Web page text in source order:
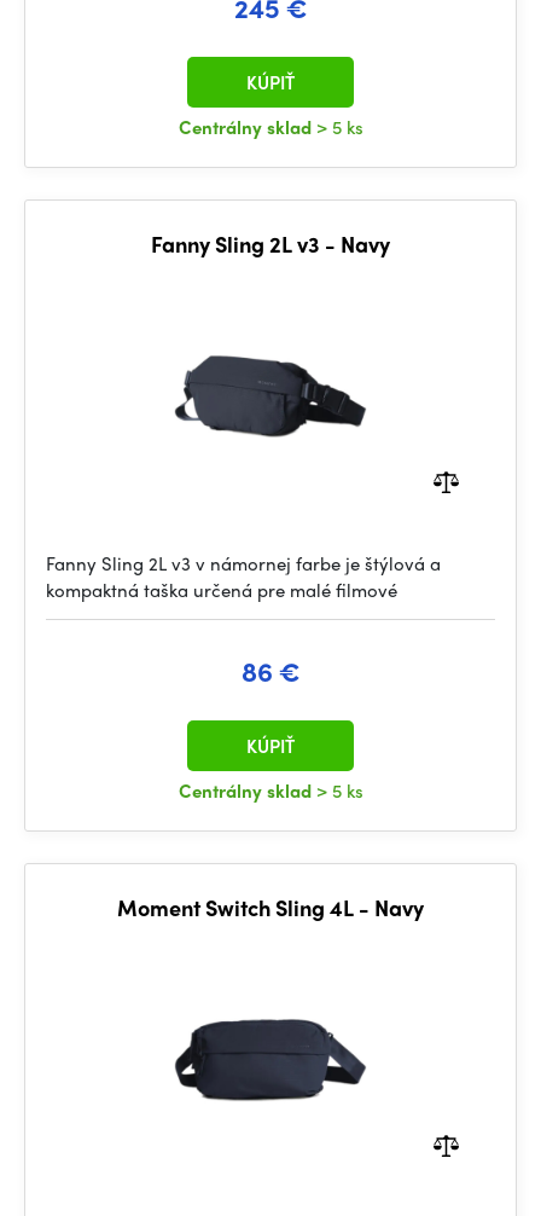
Centrálny sklad > 5 ks
KÚPIŤ
Fanny Sling 2L v3 - Navy
Fanny Sling 2L v3 v námornej farbe je štýlová a
kompaktná taška určená pre malé filmové
86 €
Centrálny sklad > 5 ks
KÚPIŤ
Moment Switch Sling 4L - Navy